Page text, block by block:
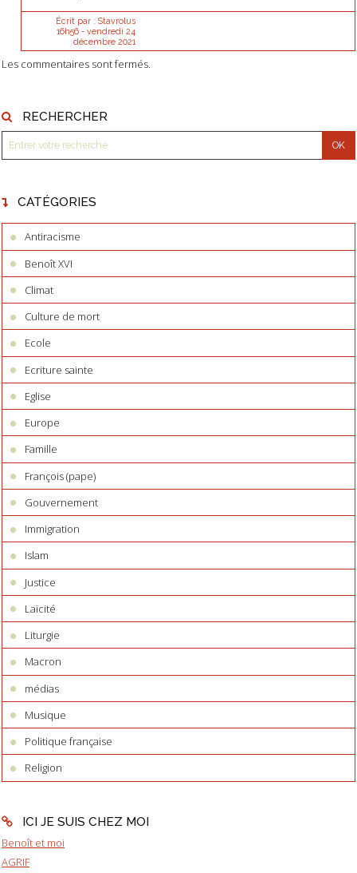
RECHERCHER
CATÉGORIES
Antiracisme
Benoît XVI
Climat
Culture de mort
Ecole
Ecriture sainte
Eglise
Europe
Famille
François (pape)
Gouvernement
Immigration
Islam
Justice
Laïcité
Liturgie
Macron
médias
Musique
Politique française
Religion
ICI JE SUIS CHEZ MOI
Benoît et moi
AGRIF
Écrit par : Stavrolus
16h56- vendredi 24
décembre 2021
Les commentaires sont fermés.